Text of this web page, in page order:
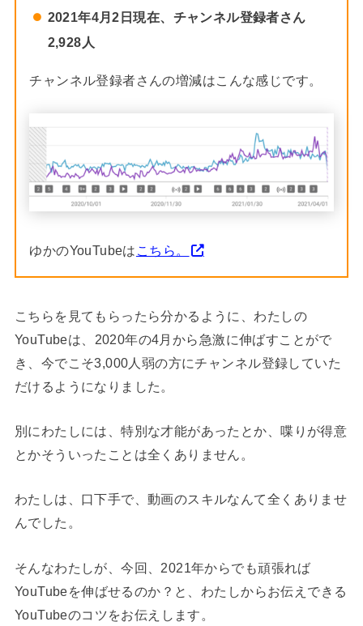
2021年4月2日現在、チャンネル登録者さん
2,928人
チャンネル登録者さんの増減はこんな感じです。
ゆかのYouTubeは こちら。
こちらを見てもらったら分かるように、わたしの
YouTubeは、2020年の4月から急激に伸ばすことがで
き、今でこそ3,000人弱の方にチャンネル登録していた
だけるようになりました。
別にわたしには、特別な才能があったとか、喋りが得意
とかそういったことは全くありません。
わたしは、口下手で、動画のスキルなんて全くありませ
んでした。
そんなわたしが、今回、2021年からでも頑張れば
YouTubeを伸ばせるのか？と、わたしからお伝えできる
YouTubeのコツをお伝えします。